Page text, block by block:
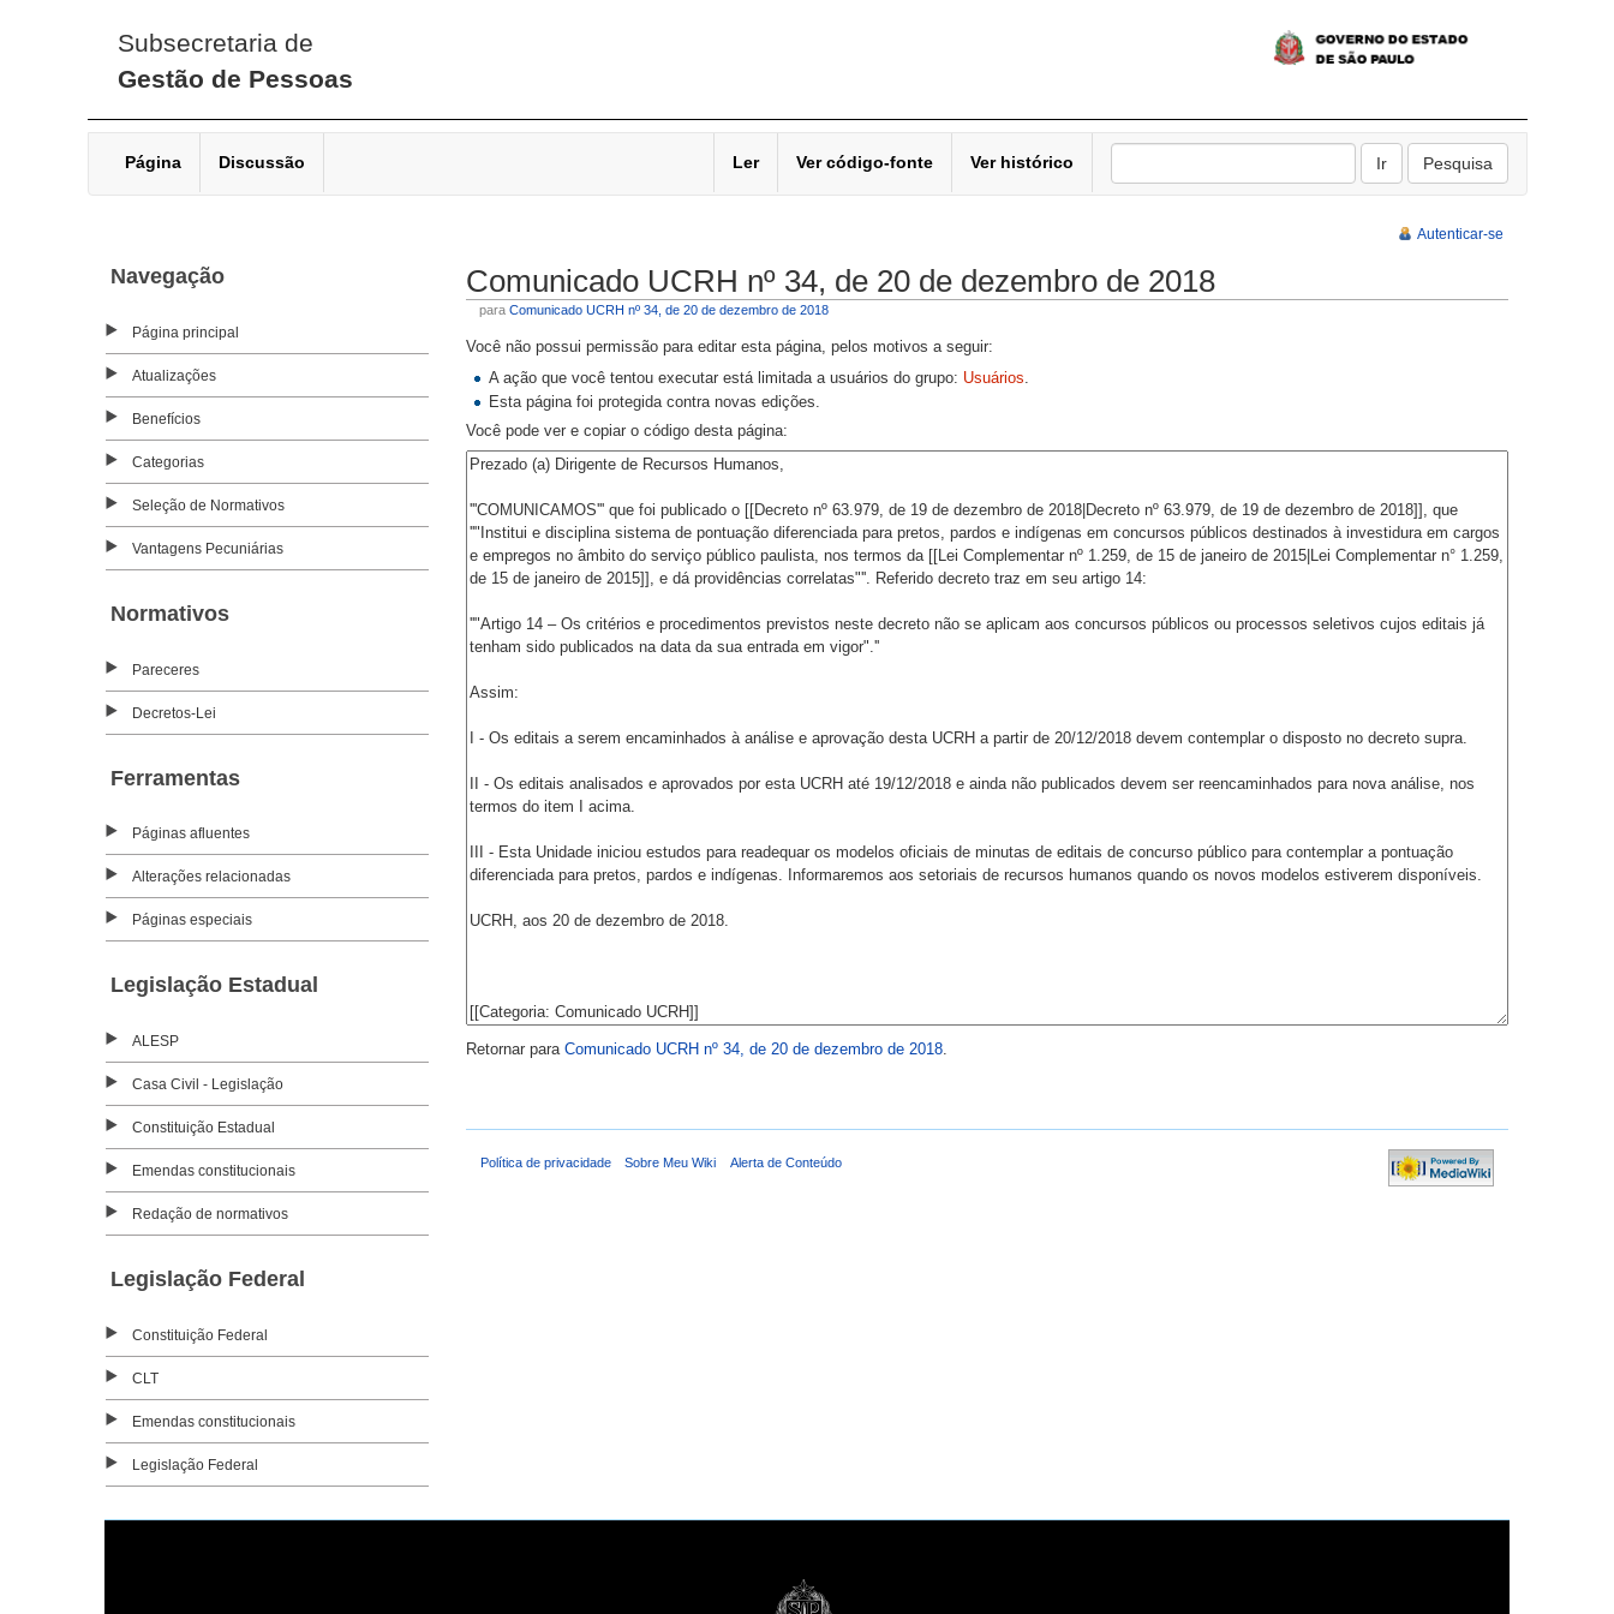
Subsecretaria de
Gestão de Pessoas
Página Discussão Ler Ver código-fonte Ver histórico
Autenticar-se
Navegação
Página principal
Atualizações
Benefícios
Categorias
Seleção de Normativos
Vantagens Pecuniárias
Normativos
Pareceres
Decretos-Lei
Ferramentas
Páginas afluentes
Alterações relacionadas
Páginas especiais
Legislação Estadual
ALESP
Casa Civil - Legislação
Constituição Estadual
Emendas constitucionais
Redação de normativos
Legislação Federal
Constituição Federal
CLT
Emendas constitucionais
Legislação Federal
Comunicado UCRH nº 34, de 20 de dezembro de 2018
para Comunicado UCRH nº 34, de 20 de dezembro de 2018
Você não possui permissão para editar esta página, pelos motivos a seguir:
A ação que você tentou executar está limitada a usuários do grupo: Usuários
Esta página foi protegida contra novas edições.
Você pode ver e copiar o código desta página:
Retornar paraComunicado UCRH nº 34, de 20 de dezembro de 2018.
Política de privacidade Sobre Meu Wiki Alerta de Conteúdo